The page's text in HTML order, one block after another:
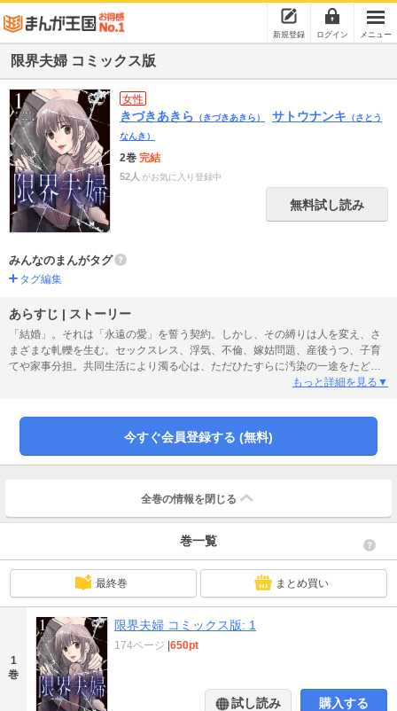
新規登録 ログイン メニュー
限界夫婦 コミックス版
女性
きづきあきら （きづきあきら） サトウナンキ （さとう
なんき）
2巻 完結
52人 がお気に入り登録中
無料試し読み
みんなのまんがタグ
タグ編集
あらすじ | ストーリー
「結婚」。それは「永遠の愛」を誓う契約。しかし、その縛りは人を変え、さ
まざまな軋轢を生む。セックスレス、浮気、不倫、嫁姑問題、産後うつ、子育
てや家事分担。共同生活により濁る心は、ただひたすらに汚染の一途をたどる
もっと詳細を見る▼
今すぐ会員登録する (無料)
全巻の情報を 閉じる
巻一覧
最終巻 まとめ買い
1
巻
限界夫婦 コミックス版: 1
174ページ |650pt
試し読み 購入する